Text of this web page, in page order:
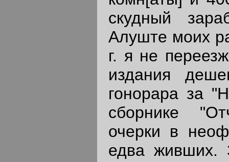
скудный
Алуште моих
г. я не
издания
гонорара за
сборнике
очерки в
едва живших.